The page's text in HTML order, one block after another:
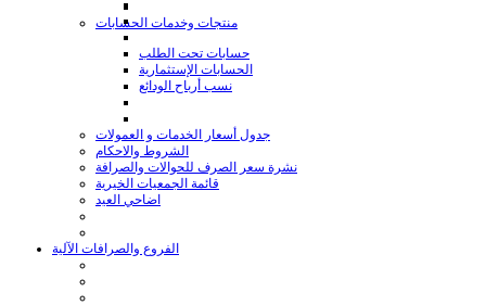
منتجات وخدمات الحسابات
حسابات تحت الطلب
الحسابات الإستثمارية
نسب أرباح الودائع
جدول أسعار الخدمات و العمولات
الشروط والاحكام
نشرة سعر الصرف للحوالات والصرافة
قائمة الجمعيات الخيرية
اضاحي العيد
الفروع والصرافات الآلية